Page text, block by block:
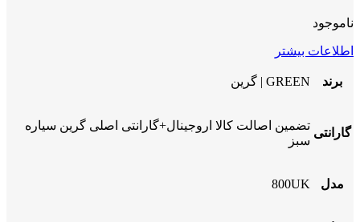
ناموجود
اطلاعات بیشتر
برند GREEN | گرین
گارانتی
تضمین اصالت کالا اروجینال+گارانتی اصلی گرین سیاره
سبز
مدل 800UK